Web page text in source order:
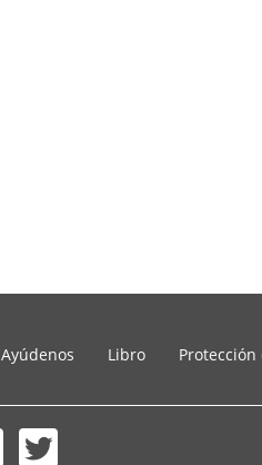
Ayúdenos Libro Protección